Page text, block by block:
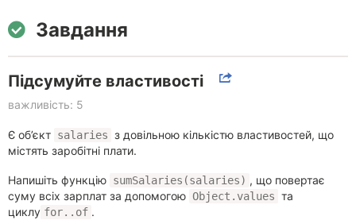
Завдання
Підсумуйте властивості
важливість: 5
Є об’єкт salaries з довільною кількістю властивостей, що
містять заробітні плати.
Напишіть функцію sumSalaries(salaries) , що повертає
суму всіх зарплат за допомогою Object.values та
циклу for..of .